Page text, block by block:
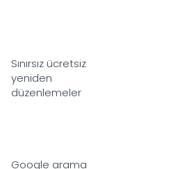
Sınırsız ücretsiz
yeniden
düzenlemeler
Google arama